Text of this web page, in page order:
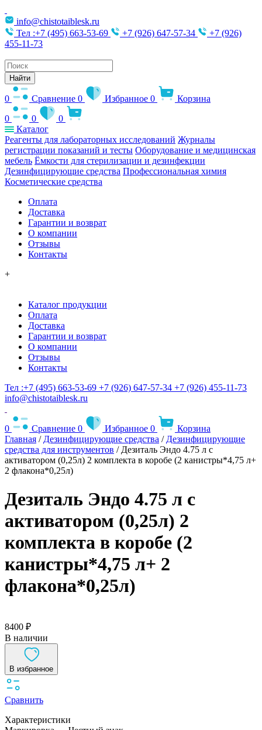
info@chistotaiblesk.ru
Тел :+7 (495) 663-53-69
+7 (926) 647-57-34
+7 (926)
455-11-73
Поиск
товаров
Найти
0 Сравнение 0 Избранное 0
Корзина
0
0
0
Каталог
Реагенты для лабораторных исследований Журналы
регистрации показаний и тесты Оборудование и медицинская
мебель Ёмкости для стерилизации и дезинфекции
Дезинфицирующие средства Профессиональная химия
Косметические средства
Оплата
Доставка
Гарантии и возврат
О компании
Отзывы
Контакты
+
Каталог продукции
Оплата
Доставка
Гарантии и возврат
О компании
Отзывы
Контакты
Тел :+7 (495) 663-53-69 +7 (926) 647-57-34 +7 (926) 455-11-73
info@chistotaiblesk.ru
0 Сравнение 0 Избранное 0
Корзина
Главная / Дезинфицирующие средства / Дезинфицирующие
средства для инструментов / Дезиталь Эндо 4.75 л с
активатором (0,25л) 2 комплекта в коробе (2 канистры*4,75 л+
2 флакона*0,25л)
Дезиталь Эндо 4.75 л с
активатором (0,25л) 2
комплекта в коробе (2
канистры*4,75 л+ 2
флакона*0,25л)
8400 ₽
В наличии
В избранное
Сравнить
Характеристики